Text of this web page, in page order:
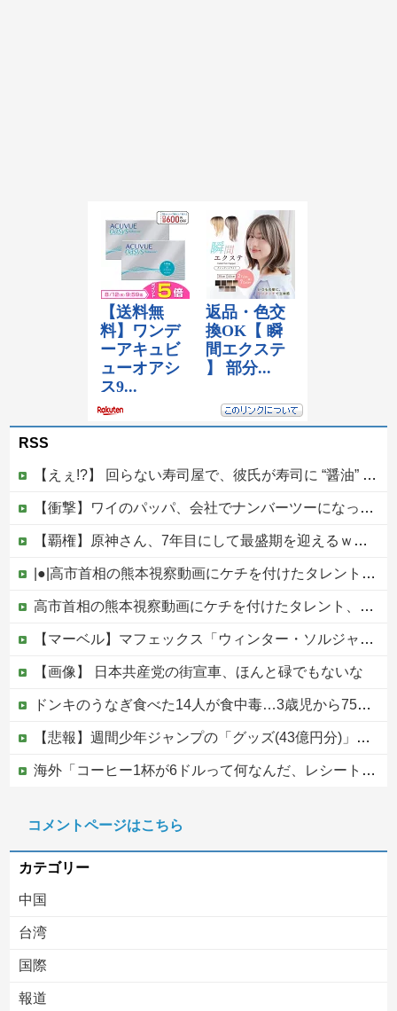
RSS
【えぇ!?】 回らない寿司屋で、彼氏が寿司に “醤油” つけてた→私「は？30にもなって、醤油つけるとか恥ずかしい！ドン引き！低レベル!! 回転寿司しか行ったことない人はこれだから…」
【衝撃】ワイのパッパ、会社でナンバーツーになった結果ｗｗｗｗｗｗｗｗｗｗ
【覇権】原神さん、7年目にして最盛期を迎えるｗｗｗｗｗｗｗｗｗｗ
|●|高市首相の熊本視察動画にケチを付けたタレント、「正体バレバレよな」と黒電話の呼び方であっさりと……
高市首相の熊本視察動画にケチを付けたタレント、「正体バレバレよな」と黒電話の呼び方であっさりと……他
【マーベル】マフェックス「ウィンター・ソルジャー」可動フィギュア【再販予約開始】
【画像】 日本共産党の街宣車、ほんと碌でもないな
ドンキのうなぎ食べた14人が食中毒…3歳児から75歳まで被害
【悲報】週間少年ジャンプの「グッズ(43億円分)」を注文し全てキャンセルした女逮捕ｗｗｗｗｗｗｗｗ
海外「コーヒー1杯が6ドルって何なんだ、レシートを二度見した」値上げで買うのをやめたもの…
【移民政策反対】イオンの売り場で唐揚げを食う中国人の子供
コメントページはこちら
カテゴリー
中国
台湾
国際
報道